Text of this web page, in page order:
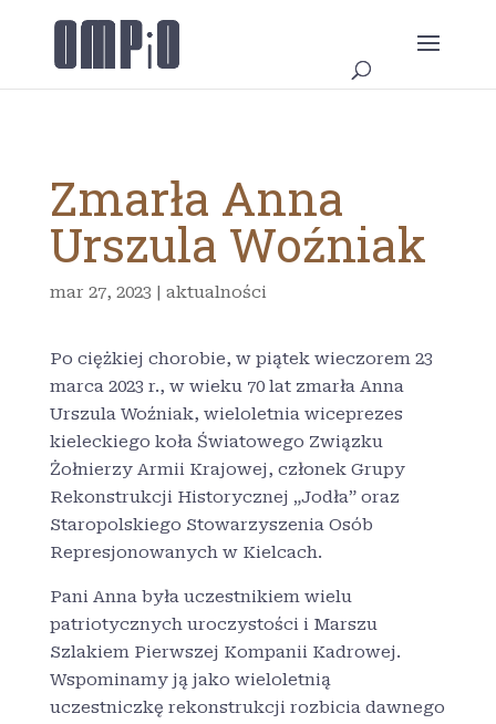
Zmarła Anna
Urszula Woźniak
mar 27, 2023 | aktualności
Po ciężkiej chorobie, w piątek wieczorem 23
marca 2023 r., w wieku 70 lat zmarła Anna
Urszula Woźniak, wieloletnia wiceprezes
kieleckiego koła Światowego Związku
Żołnierzy Armii Krajowej, członek Grupy
Rekonstrukcji Historycznej „Jodła” oraz
Staropolskiego Stowarzyszenia Osób
Represjonowanych w Kielcach.
Pani Anna była uczestnikiem wielu
patriotycznych uroczystości i Marszu
Szlakiem Pierwszej Kompanii Kadrowej.
Wspominamy ją jako wieloletnią
uczestniczkę rekonstrukcji rozbicia dawnego